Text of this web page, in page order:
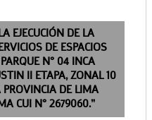
EJECUCIÓN DE LA
DE ESPACIOS
N° 04 INCA
II ETAPA, ZONAL 10
PROVINCIA DE LIMA
CUI N° 2679060.”